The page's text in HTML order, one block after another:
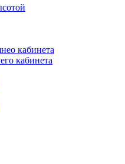
кабинета
кабинета